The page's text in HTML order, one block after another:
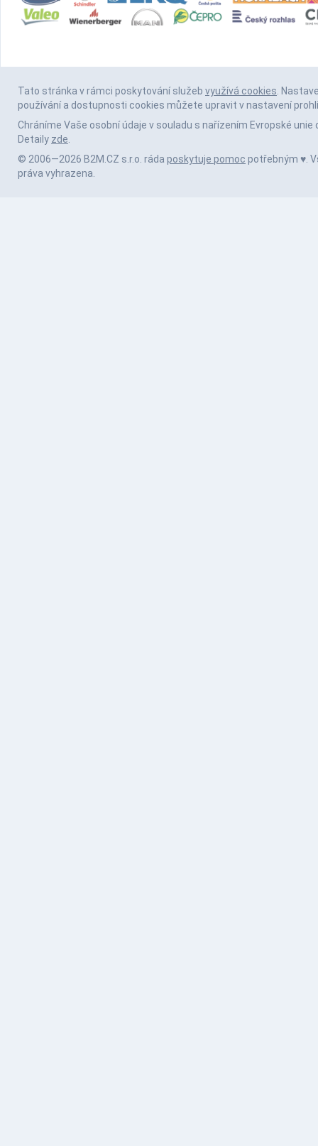
Tato stránka v rámci poskytování služeb využívá cookies .
používání a dostupnosti cookies můžete upravit v nastavení
Chráníme Vaše osobní údaje v souladu s nařízením Evropské unie
Detaily zde
© 2006—2026 B2M.CZ s.r.o. ráda poskytuje pomoc potřebným ♥️.
práva vyhrazena.